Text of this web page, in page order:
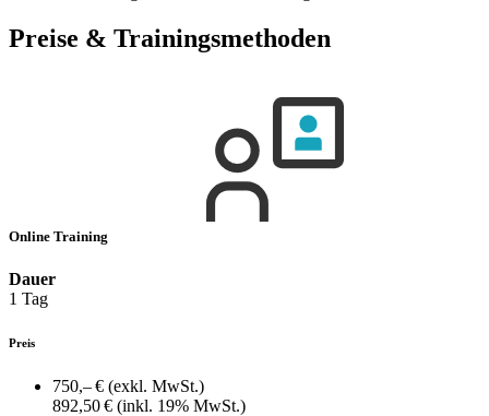
Preise & Trainingsmethoden
Online Training
Dauer
1 Tag
Preis
750,– € (exkl. MwSt.)
892,50 € (inkl. 19% MwSt.)